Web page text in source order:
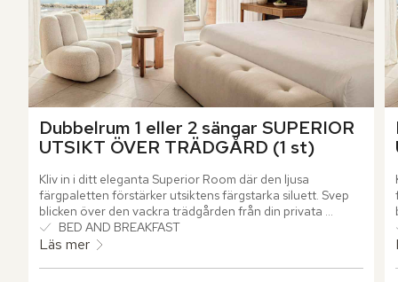
Dubbelrum 1 eller 2 sängar SUPERIOR
UTSIKT ÖVER TRÄDGÅRD (1 st)
Kliv in i ditt eleganta Superior Room där den ljusa
färgpaletten förstärker utsiktens färgstarka siluett. Svep
blicken över den vackra trädgården från din privata
balkong eller terrass och låt lugnet infinna sig.
BED AND BREAKFAST
Läs mer